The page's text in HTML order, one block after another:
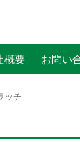
概要 お問い
ッチ